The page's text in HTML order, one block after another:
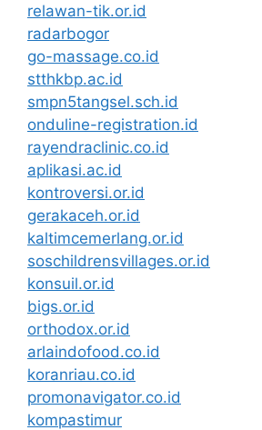
relawan-tik.or.id
radarbogor
go-massage.co.id
stthkbp.ac.id
smpn5tangsel.sch.id
onduline-registration.id
rayendraclinic.co.id
aplikasi.ac.id
kontroversi.or.id
gerakaceh.or.id
kaltimcemerlang.or.id
soschildrensvillages.or.id
konsuil.or.id
bigs.or.id
orthodox.or.id
arlaindofood.co.id
koranriau.co.id
promonavigator.co.id
kompastimur